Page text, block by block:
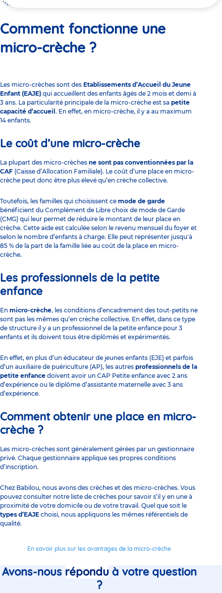
ici
Comment fonctionne une micro-crèche ?
Comment fonctionne une
micro-crèche ?
Les micro-crèches sont des Etablissements d’Accueil du Jeune
Enfant (EAJE) qui accueillent des enfants âgés de 2 mois et demi à
3 ans. La particularité principale de la micro-crèche est sa petite
capacité d’accueil . En effet, en micro-crèche, il y a au maximum
14 enfants.
Le coût d’une micro-crèche
La plupart des micro-crèches ne sont pas conventionnées par la
CAF (Caisse d’Allocation Familiale). Le coût d’une place en micro-
crèche peut donc être plus élevé qu’en crèche collective.
Toutefois, les familles qui choisissent ce mode de garde
bénéficient du Complément de Libre choix de mode de Garde
(CMG) qui leur permet de réduire le montant de leur place en
crèche. Cette aide est calculée selon le revenu mensuel du foyer et
selon le nombre d’enfants à charge. Elle peut représenter jusqu'à
85 % de la part de la famille liée au coût de la place en micro-
crèche.
Les professionnels de la petite
enfance
En micro-crèche, les conditions d’encadrement des tout-petits ne
sont pas les mêmes qu’en crèche collective. En effet, dans ce type
de structure il y a un professionnel de la petite enfance pour 3
enfants et ils doivent tous être diplômés et expérimentés.
En effet, en plus d’un éducateur de jeunes enfants (EJE) et parfois
d’un auxiliaire de puériculture (AP), les autres professionnels de la
petite enfance doivent avoir un CAP Petite enfance avec 2 ans
d’expérience ou le diplôme d’assistante maternelle avec 3 ans
d’expérience.
Comment obtenir une place en micro-
crèche ?
Les micro-crèches sont généralement gérées par un gestionnaire
privé. Chaque gestionnaire applique ses propres conditions
d’inscription.
Chez Babilou, nous avons des crèches et des micro-crèches. Vous
pouvez consulter notre liste de crèches pour savoir s’il y en une à
proximité de votre domicile ou de votre travail. Quel que soit le
types d’EAJE choisi, nous appliquons les mêmes référentiels de
qualité.
En savoir plus sur les avantages de la micro-crèche
Avons-nous réponduà votre question
?